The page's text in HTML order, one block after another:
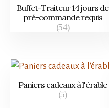
Buffet-Traiteur 14 jours de
pré-commande requis
(54)
Paniers cadeaux à l'érable
(5)